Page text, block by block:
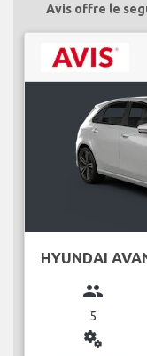
Avis offre le
HYUNDAI
group
5
miscellaneous_services